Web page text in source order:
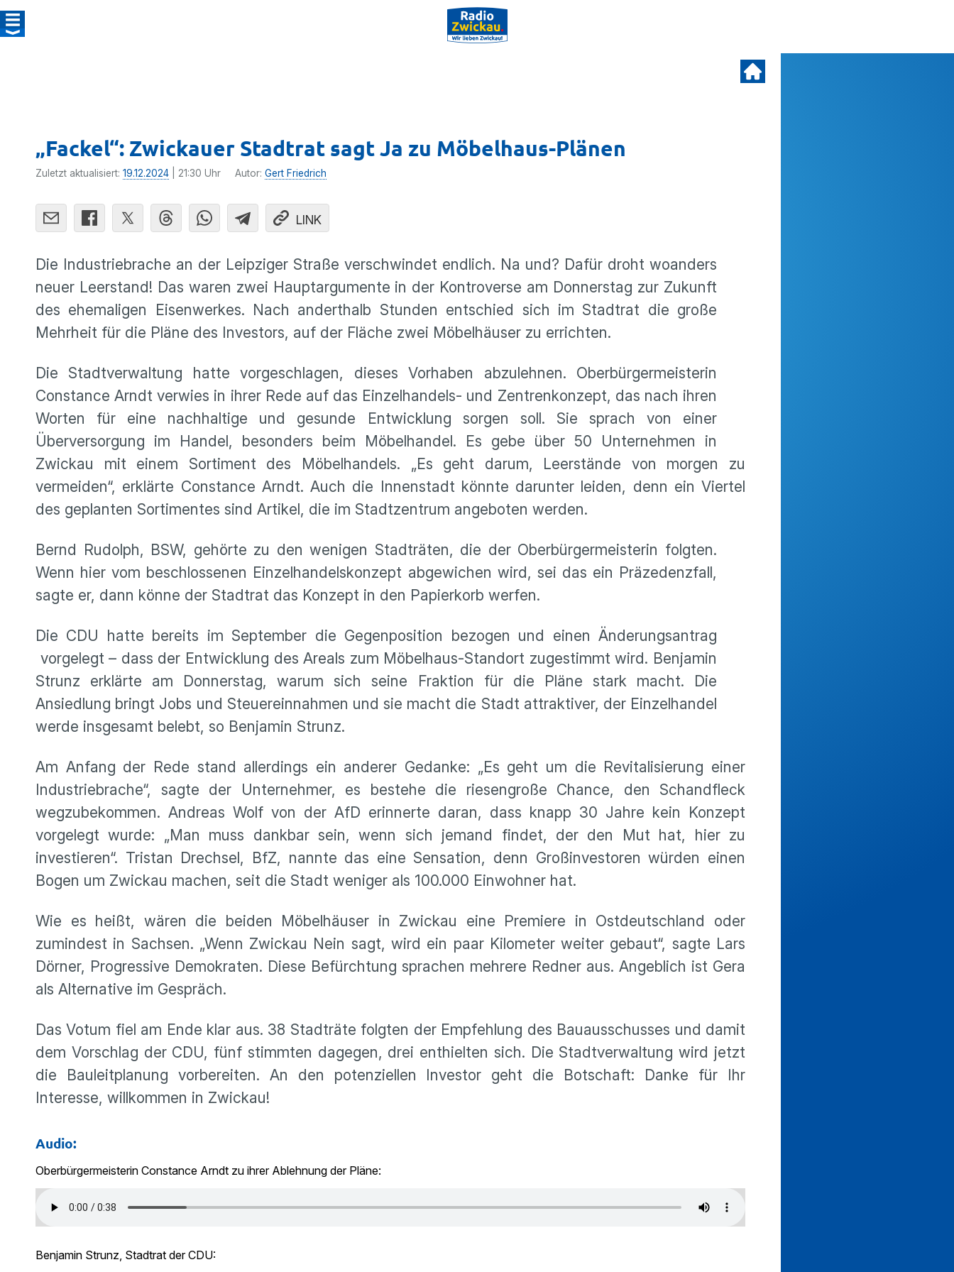
„Fackel“: Zwickauer Stadtrat sagt Ja zu Möbelhaus-Plänen
Zuletzt aktualisiert: 19.12.2024 | 21:30 Uhr Autor: Gert Friedrich
LINK
Die Industriebrache an der Leipziger Straße verschwindet endlich. Na und? Dafür droht woanders
neuer Leerstand! Das waren zwei Hauptargumente in der Kontroverse am Donnerstag zur Zukunft
des ehemaligen Eisenwerkes. Nach anderthalb Stunden entschied sich im Stadtrat die große
Mehrheit für die Pläne des Investors, auf der Fläche zwei Möbelhäuser zu errichten.
Die Stadtverwaltung hatte vorgeschlagen, dieses Vorhaben abzulehnen. Oberbürgermeisterin
Constance Arndt verwies in ihrer Rede auf das Einzelhandels- und Zentrenkonzept, das nach ihren
Worten für eine nachhaltige und gesunde Entwicklung sorgen soll. Sie sprach von einer
Überversorgung im Handel, besonders beim Möbelhandel. Es gebe über 50 Unternehmen in
Zwickau mit einem Sortiment des Möbelhandels. „Es geht darum, Leerstände von morgen zu
vermeiden“, erklärte Constance Arndt. Auch die Innenstadt könnte darunter leiden, denn ein Viertel
des geplanten Sortimentes sind Artikel, die im Stadtzentrum angeboten werden.
Bernd Rudolph, BSW, gehörte zu den wenigen Stadträten, die der Oberbürgermeisterin folgten.
Wenn hier vom beschlossenen Einzelhandelskonzept abgewichen wird, sei das ein Präzedenzfall,
sagte er, dann könne der Stadtrat das Konzept in den Papierkorb werfen.
Die CDU hatte bereits im September die Gegenposition bezogen und einen Änderungsantrag
vorgelegt – dass der Entwicklung des Areals zum Möbelhaus-Standort zugestimmt wird. Benjamin
Strunz erklärte am Donnerstag, warum sich seine Fraktion für die Pläne stark macht. Die
Ansiedlung bringt Jobs und Steuereinnahmen und sie macht die Stadt attraktiver, der Einzelhandel
werde insgesamt belebt, so Benjamin Strunz.
Am Anfang der Rede stand allerdings ein anderer Gedanke: „Es geht um die Revitalisierung einer
Industriebrache“, sagte der Unternehmer, es bestehe die riesengroße Chance, den Schandfleck
wegzubekommen. Andreas Wolf von der AfD erinnerte daran, dass knapp 30 Jahre kein Konzept
vorgelegt wurde: „Man muss dankbar sein, wenn sich jemand findet, der den Mut hat, hier zu
investieren“. Tristan Drechsel, BfZ, nannte das eine Sensation, denn Großinvestoren würden einen
Bogen um Zwickau machen, seit die Stadt weniger als 100.000 Einwohner hat.
Wie es heißt, wären die beiden Möbelhäuser in Zwickau eine Premiere in Ostdeutschland oder
zumindest in Sachsen. „Wenn Zwickau Nein sagt, wird ein paar Kilometer weiter gebaut“, sagte Lars
Dörner, Progressive Demokraten. Diese Befürchtung sprachen mehrere Redner aus. Angeblich ist Gera
als Alternative im Gespräch.
Das Votum fiel am Ende klar aus. 38 Stadträte folgten der Empfehlung des Bauausschusses und damit
dem Vorschlag der CDU, fünf stimmten dagegen, drei enthielten sich. Die Stadtverwaltung wird jetzt
die Bauleitplanung vorbereiten. An den potenziellen Investor geht die Botschaft: Danke für Ihr
Interesse, willkommen in Zwickau!
Audio:
Oberbürgermeisterin Constance Arndt zu ihrer Ablehnung der Pläne:
Benjamin Strunz, Stadtrat der CDU: